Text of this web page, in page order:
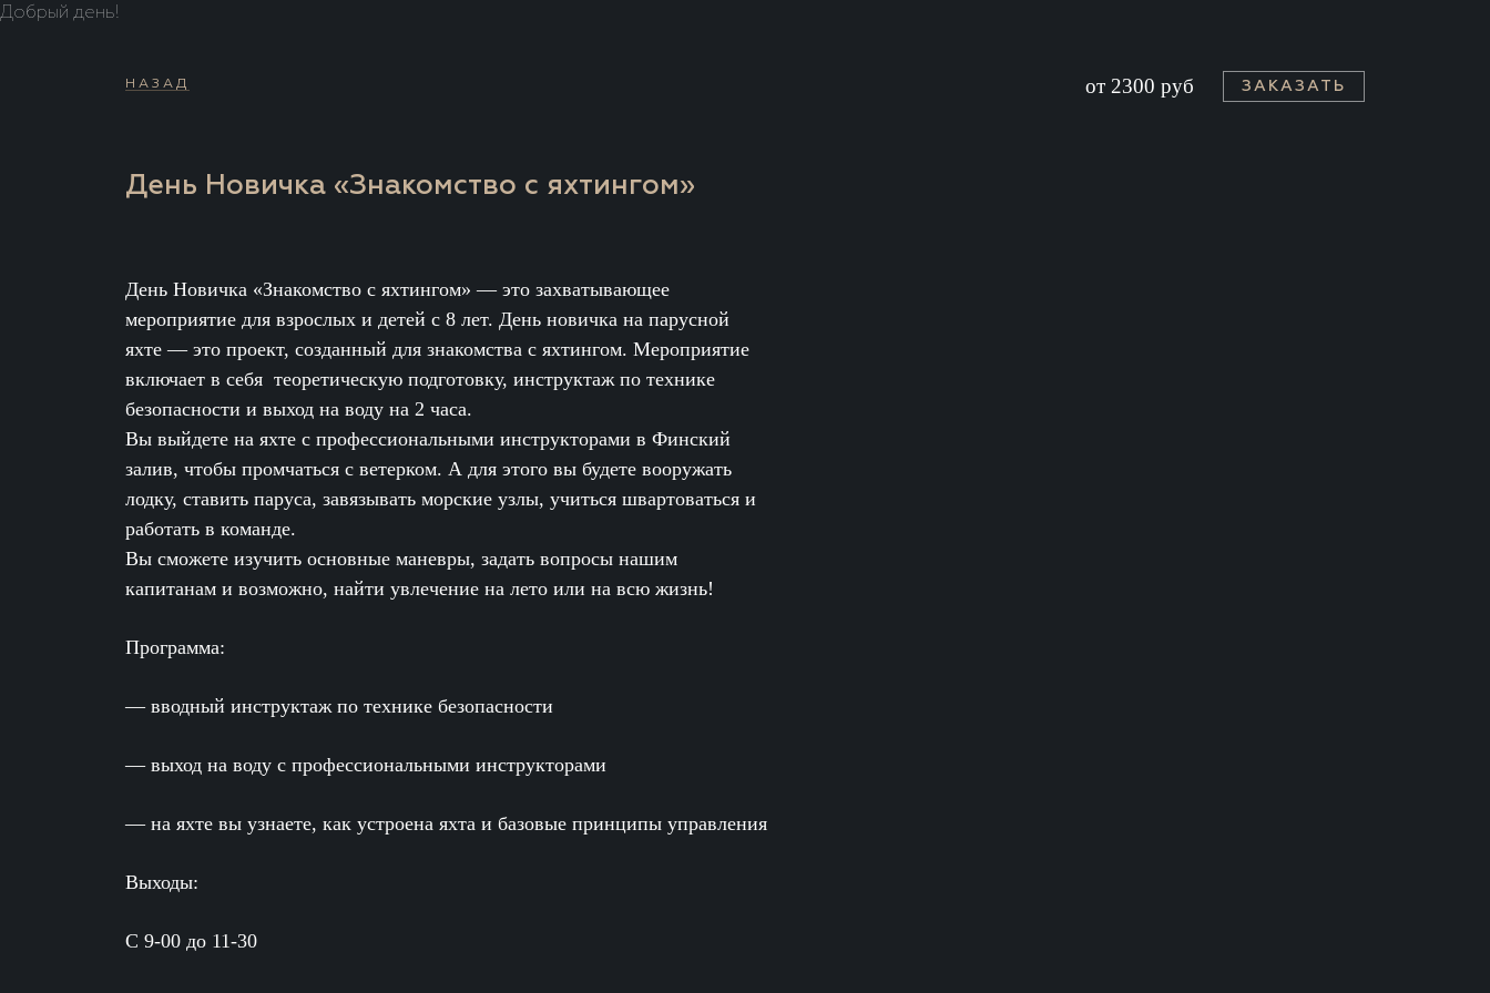
Добрый день!
НАЗАД от 2300 руб ЗАКАЗАТЬ
День Новичка «Знакомство с яхтингом»
День Новичка «Знакомство с яхтингом» — это захватывающее
мероприятие для взрослых и детей с 8 лет. День новичка на парусной
яхте — это проект, созданный для знакомства с яхтингом. Мероприятие
включает в себя теоретическую подготовку, инструктаж по технике
безопасности и выход на воду на 2 часа.
Вы выйдете на яхте с профессиональными инструкторами в Финский
залив, чтобы промчаться с ветерком. А для этого вы будете вооружать
лодку, ставить паруса, завязывать морские узлы, учиться швартоваться и
работать в команде.
Вы сможете изучить основные маневры, задать вопросы нашим
капитанам и возможно, найти увлечение на лето или на всю жизнь!
Программа:
— вводный инструктаж по технике безопасности
— выход на воду с профессиональными инструкторами
— на яхте вы узнаете, как устроена яхта и базовые принципы управления
Выходы:
С 9-00 до 11-30